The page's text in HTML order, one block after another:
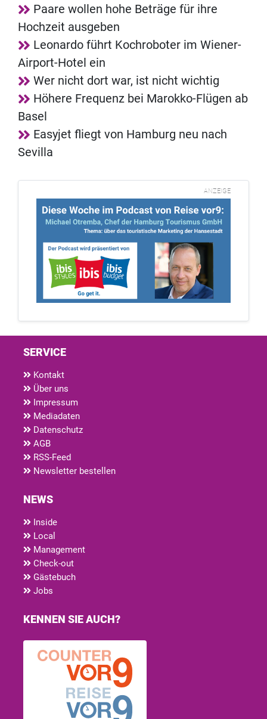
Paare wollen hohe Beträge für ihre
Hochzeit ausgeben
Leonardo führt Kochroboter im Wiener-
Airport-Hotel ein
Wer nicht dort war, ist nicht wichtig
Höhere Frequenz bei Marokko-Flügen ab
Basel
Easyjet fliegt von Hamburg neu nach
Sevilla
ANZEIGE
SERVICE
Kontakt
Über uns
Impressum
Mediadaten
Datenschutz
AGB
RSS-Feed
Newsletter bestellen
NEWS
Inside
Local
Management
Check-out
Gästebuch
Jobs
KENNEN SIE AUCH?